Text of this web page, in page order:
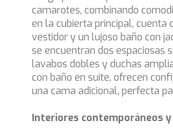
camarotes, combinando
en la cubierta principal, cuenta
vestidor y un lujoso baño con
se encuentran dos espaciosas
lavabos dobles y duchas
con baño en suite, ofrecen
una cama adicional, perfecta
Interiores contemporáneos